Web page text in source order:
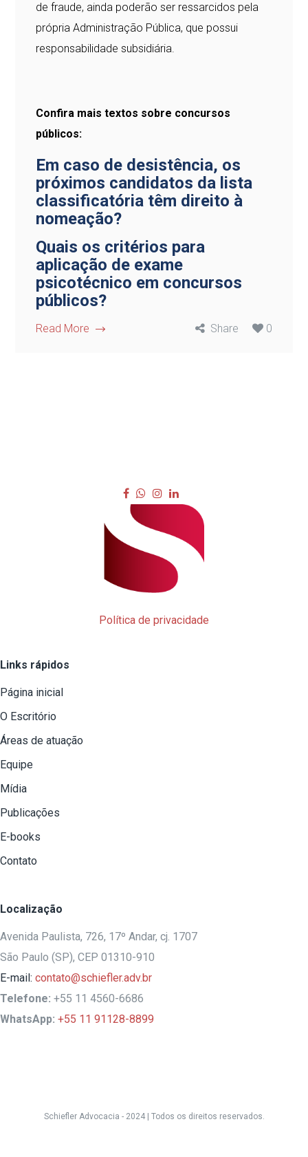
de fraude, ainda poderão ser ressarcidos pela
própria Administração Pública, que possui
responsabilidade subsidiária.
Confira mais textos sobre concursos
públicos:
Em caso de desistência, os
próximos candidatos da lista
classificatória têm direito à
nomeação?
Quais os critérios para
aplicação de exame
psicotécnico em concursos
públicos?
Read More Share 0
Política de privacidade
Links rápidos
Página inicial
O Escritório
Áreas de atuação
Equipe
Mídia
Publicações
E-books
Contato
Localização
Avenida Paulista, 726, 17º Andar, cj. 1707
São Paulo (SP), CEP 01310-910
E-mail: contato@schiefler.adv.br
Telefone: +55 11 4560-6686
WhatsApp: +55 11 91128-8899
Schiefler Advocacia - 2024 | Todos os direitos reservados.